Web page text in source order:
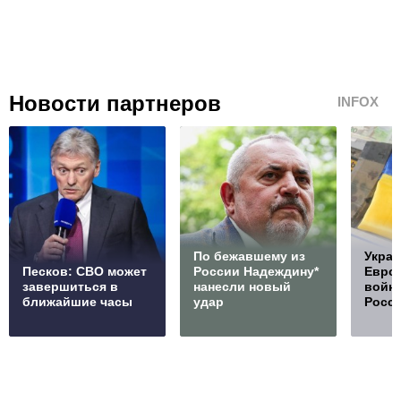
Новости партнеров INFOX
Песков: СВО может
завершиться в
ближайшие часы
По бежавшему из
России Надеждину*
нанесли новый
удар